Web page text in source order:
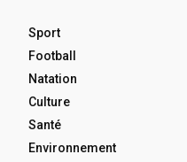
Sport
Football
Natation
Culture
Santé
Environnement